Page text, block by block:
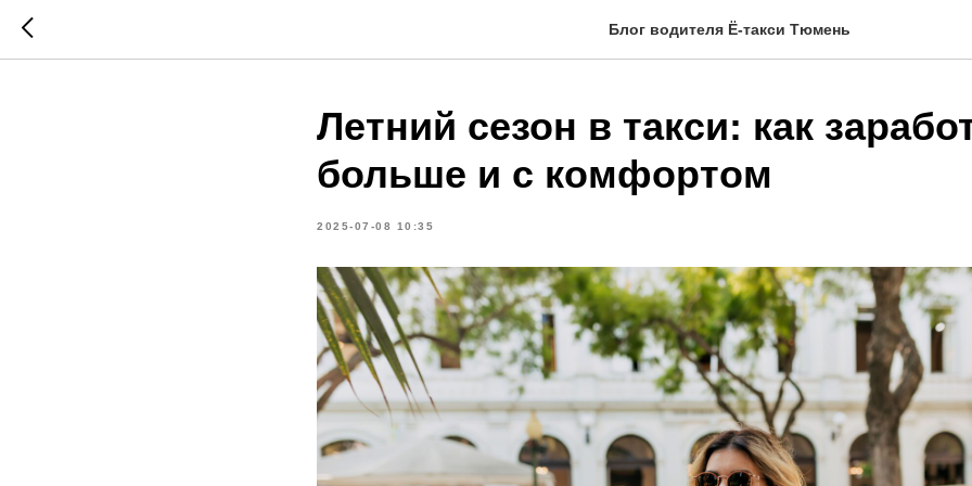
Блог водителя Ё-такси Тюмень
Летний сезон в такси: как
больше и с комфортом
2025-07-08 10:35